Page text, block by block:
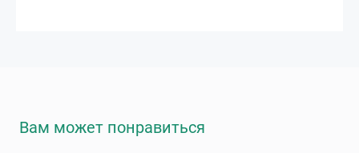
Вам может понравиться